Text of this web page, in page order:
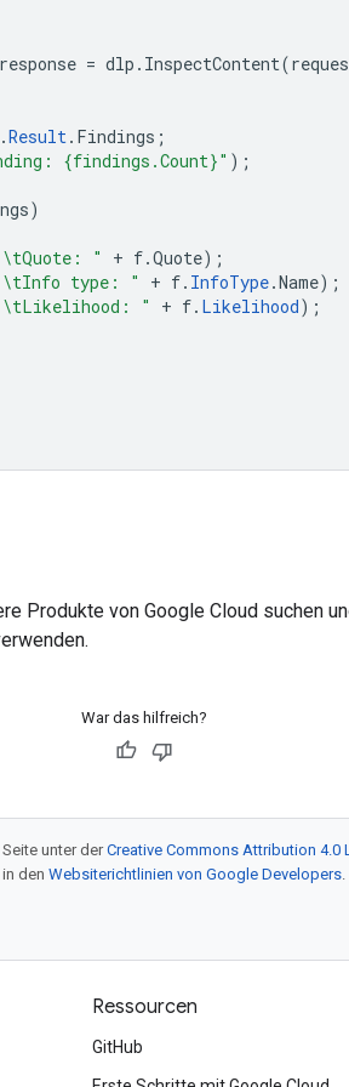
response = dlp . InspectContent(
.Result. Findings ;
{findings.Count}" );
)
" + f.Quote);
type: " + f. InfoType.Name);
" + f. Likelihood);
Produkte von Google Cloud suchen
War das hilfreich?
unter derCreative Commons Attribution 4.0
den Websiterichtlinien von Google Developers
Ressourcen
GitHub